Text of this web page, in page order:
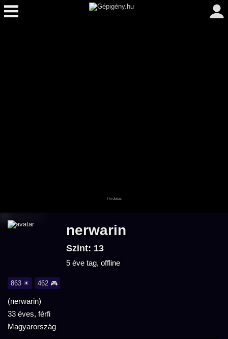
nerwarin
Szint: 13
5 éve tag, offline
863 ☀ 462 🎮
(nerwarin)
33 éves, férfi
Magyarország